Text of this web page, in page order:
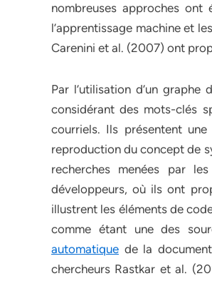
nombreuses approches ont
l’apprentissage machine et
Carenini et al. (2007) ont
Par l’utilisation d’un
considérant des mots-clés
courriels. Ils présentent
reproduction du concept de
recherches menées par
développeurs, où ils ont
illustrent les éléments de
comme étant une des
automatique de la
chercheurs Rastkar et al.